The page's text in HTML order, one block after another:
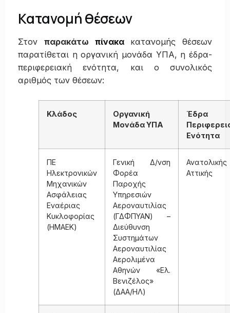
Κατανομή θέσεων
Στον παρακάτω πίνακακατανομής θέσεων
παρατίθεται η οργανική μονάδα ΥΠΑ, η έδρα-
περιφερειακή ενότητα, και ο συνολικός
αριθμός των θέσεων:
Κλάδος
Οργανική
Μονάδα ΥΠΑ
Έδρα
Ενότητα
ΠΕ
Ηλεκτρονικών
Μηχανικών
Ασφάλειας
Εναέριας
Κυκλοφορίας
(ΗΜΑΕΚ)
Γενική Δ/νση
Φορέα
Παροχής
Υπηρεσιών
Αεροναυτιλίας
(ΓΔΦΠΥΑΝ) –
Διεύθυνση
Συστημάτων
Αεροναυτιλίας
Αερολιμένα
Αθηνών «Ελ.
Βενιζέλος»
(ΔΑΑ/ΗΛ)
Ανατολικής
Αττικής